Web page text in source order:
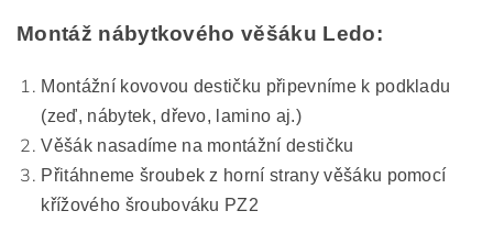
Montáž nábytkového věšáku Ledo:
Montážní kovovou destičku připevníme k podkladu
(zeď, nábytek, dřevo, lamino aj.)
Věšák nasadíme na montážní destičku
Přitáhneme šroubek z horní strany věšáku pomocí
křížového šroubováku PZ2